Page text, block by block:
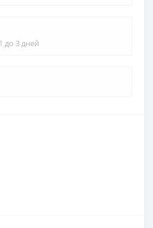
до 3 дней